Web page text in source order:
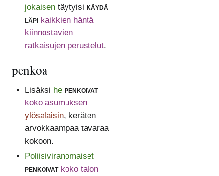
jokaisentäytyisi käydä
läpi kaikkien häntä
kiinnostavien
ratkaisujen perustelut.
penkoa
Lisäksi he penkoivat
koko asumuksen
ylösalaisin, keräten
arvokkaampaa tavaraa
kokoon.
Poliisiviranomaiset
penkoivat koko talon